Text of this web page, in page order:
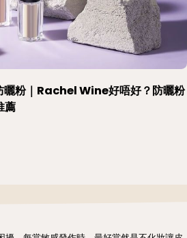
粉｜Rachel Wine好唔好？防曬粉
薦